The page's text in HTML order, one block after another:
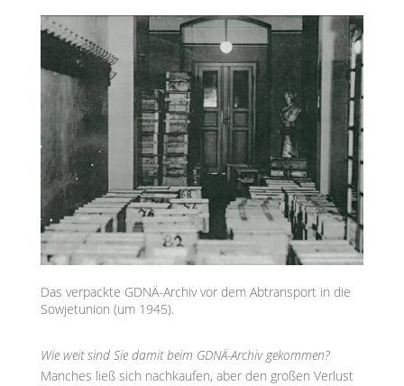
Das verpackte GDNÄ-Archiv vor dem Abtransport in die
Sowjetunion (um 1945).
Wie weit sind Sie damit beim GDNÄ-Archiv gekommen?
Manches ließ sich nachkaufen, aber den großen Verlust